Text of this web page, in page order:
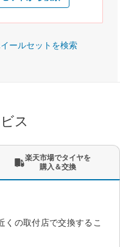
ールセットを検索
ス
楽天市場でタイヤを
購入＆交換
くの取付店で交換するこ